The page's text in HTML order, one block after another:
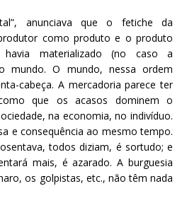
anunciava que o fetiche da
como produto e o produto
materializado (no caso a
mundo. O mundo, nessa ordem
cabeça. A mercadoria parece ter
que os acasos dominem o
na economia, no indivíduo.
e consequência ao mesmo tempo.
todos diziam, é sortudo; e
mais, é azarado. A burguesia
os golpistas, etc., não têm nada